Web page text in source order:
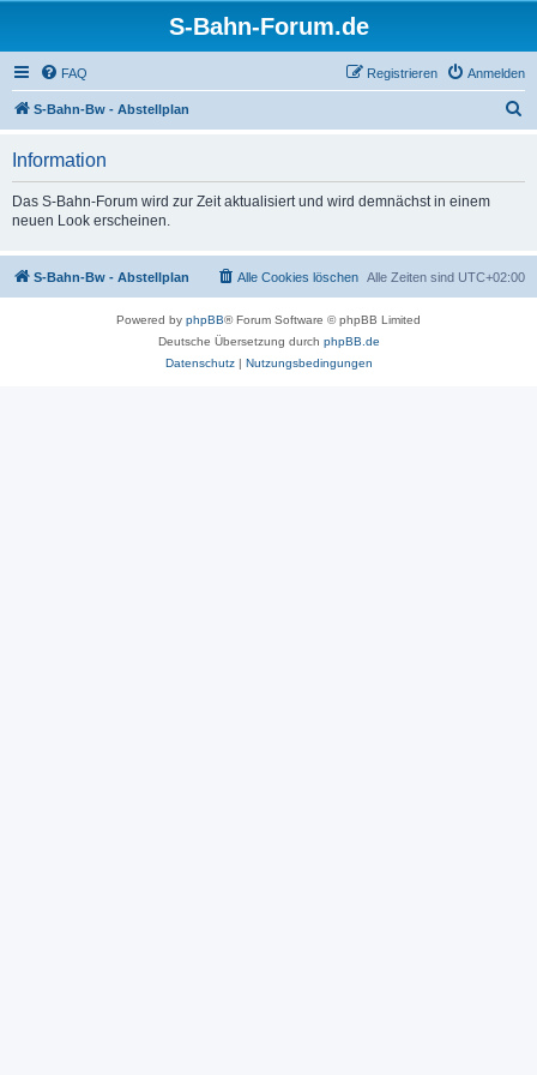
S-Bahn-Forum.de
FAQ Anmelden
Registrieren
S-Bahn-Bw - Abstellplan
Information
Das S-Bahn-Forum wird zur Zeit aktualisiert und wird demnächst in einem
neuen Look erscheinen.
S-Bahn-Bw - Abstellplan Alle Zeiten sind UTC+02:00
Alle Cookies löschen
Powered by phpBB® Forum Software © phpBB Limited
Deutsche Übersetzung durch phpBB.de
Datenschutz| Nutzungsbedingungen